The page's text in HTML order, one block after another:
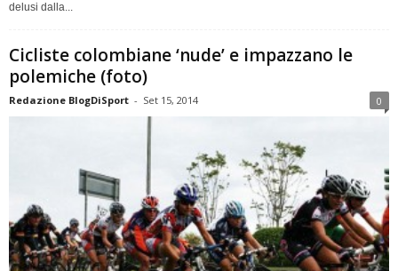
delusi dalla...
Cicliste colombiane ‘nude’ e impazzano le
polemiche (foto)
Redazione BlogDiSport - Set 15, 2014 0